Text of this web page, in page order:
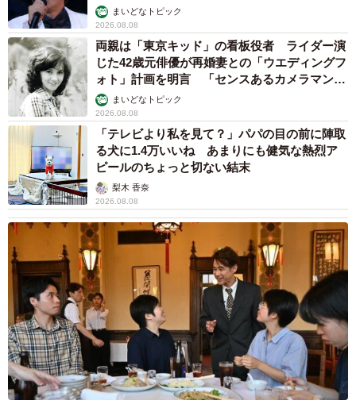
まいどなトピック
2026.08.08
両親は「東京キッド」の看板役者 ライダー演
じた42歳元俳優が再婚妻との「ウエディングフ
ォト」計画を明言 「センスあるカメラマン求
む」まいどなトピック
2026.08.08
「テレビより私を見て？」パパの目の前に陣取
る犬に1.4万いいね あまりにも健気な熱烈ア
ピールのちょっと切ない結末
梨木 香奈
2026.08.08